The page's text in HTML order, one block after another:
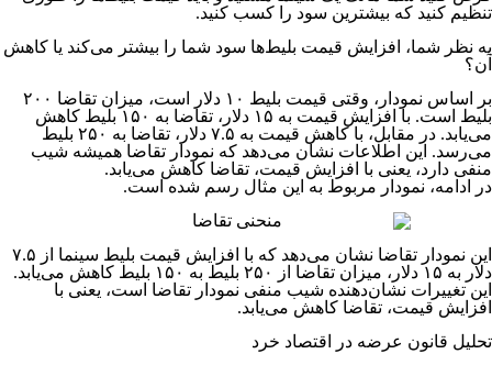
تنظیم کنید که بیشترین سود را کسب کنید.
به نظر شما، افزایش قیمت بلیط‌ها سود شما را بیشتر می‌کند یا کاهش
آن؟
بر اساس نمودار، وقتی قیمت بلیط ۱۰ دلار است، میزان تقاضا ۲۰۰
بلیط است. با افزایش قیمت به ۱۵ دلار، تقاضا به ۱۵۰ بلیط کاهش
می‌یابد. در مقابل، با کاهش قیمت به ۷.۵ دلار، تقاضا به ۲۵۰ بلیط
می‌رسد. این اطلاعات نشان می‌دهد که نمودار تقاضا همیشه شیب
منفی دارد، یعنی با افزایش قیمت، تقاضا کاهش می‌یابد.
در ادامه، نمودار مربوط به این مثال رسم شده است.
این نمودار تقاضا نشان می‌دهد که با افزایش قیمت بلیط سینما از ۷.۵
دلار به ۱۵ دلار، میزان تقاضا از ۲۵۰ بلیط به ۱۵۰ بلیط کاهش می‌یابد.
این تغییرات نشان‌دهنده شیب منفی نمودار تقاضا است، یعنی با
افزایش قیمت، تقاضا کاهش می‌یابد.
تحلیل قانون عرضه در اقتصاد خرد